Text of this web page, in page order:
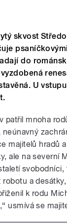
skvost
do
U
patřil mnoha
neúnavný
majitelů hradů
ale na severní
svobodníci,
a
k rodu
usmívá se